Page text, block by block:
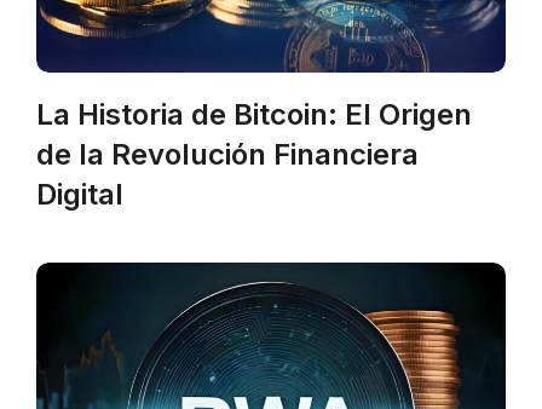
La Historia de Bitcoin: El Origen
de la Revolución Financiera
Digital